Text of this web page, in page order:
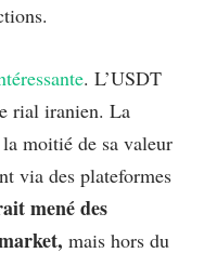
. L’USDT
rial iranien. La
moitié de sa valeur
via des plateformes
mené des
mais hors du